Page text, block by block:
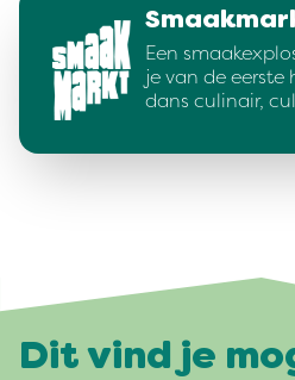
Een
je van de
dans culinair,
Dit vind je